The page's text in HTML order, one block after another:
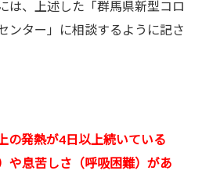
は、上述した「群馬県新型コロ
ンター」に相談するように記さ
の発熱が4日以上続いている
や息苦しさ（呼吸困難）があ